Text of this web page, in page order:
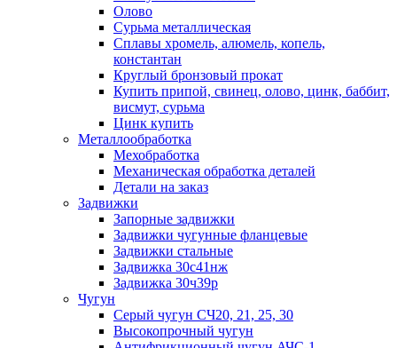
Олово
Сурьма металлическая
Сплавы хромель, алюмель, копель,
константан
Круглый бронзовый прокат
Купить припой, свинец, олово, цинк, баббит,
висмут, сурьма
Цинк купить
Металлообработка
Мехобработка
Механическая обработка деталей
Детали на заказ
Задвижки
Запорные задвижки
Задвижки чугунные фланцевые
Задвижки стальные
Задвижка 30с41нж
Задвижка 30ч39р
Чугун
Серый чугун СЧ20, 21, 25, 30
Высокопрочный чугун